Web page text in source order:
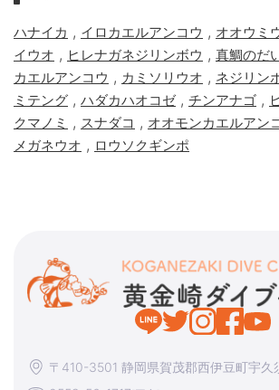
ハナイカ , イロカエルアンコウ , オオウミ
イウオ , ヒレナガネジリンボウ , 真鯛のだ
カエルアンコウ , カミソリウオ , ネジリン
ミテング , ハダカハオコゼ, チンアナゴ ,
クマノミ , スナダコ , オオモンカエルアン
メガネウオ , ロウソクギンポ
〒410-3501 静岡県賀茂郡西伊豆町宇